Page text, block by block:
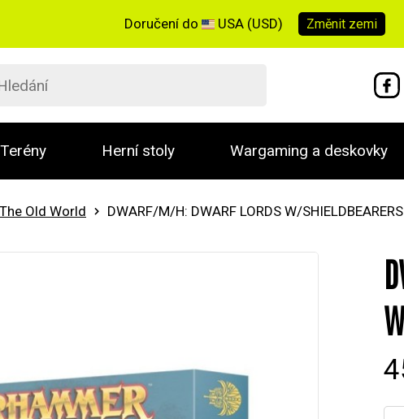
Doručení do USA (USD) Změnit zemi
Terény Herní stoly Wargaming a deskovky
The Old World DWARF/M/H: DWARF LORDS W/SHIELDBEARERS